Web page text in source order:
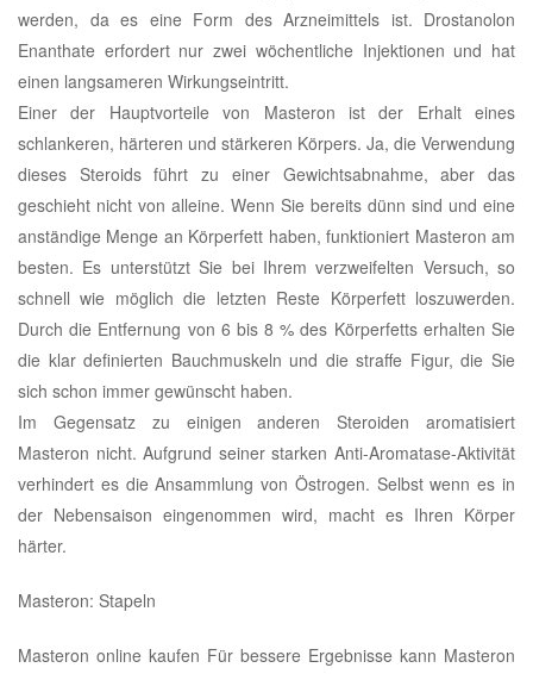
werden, da es eine Form des Arzneimittels ist. Drostanolon
Enanthate erfordert nur zwei wöchentliche Injektionen und hat
einen langsameren Wirkungseintritt.
Einer der Hauptvorteile von Masteron ist der Erhalt eines
schlankeren, härteren und stärkeren Körpers. Ja, die Verwendung
dieses Steroids führt zu einer Gewichtsabnahme, aber das
geschieht nicht von alleine. Wenn Sie bereits dünn sind und eine
anständige Menge an Körperfett haben, funktioniert Masteron am
besten. Es unterstützt Sie bei Ihrem verzweifelten Versuch, so
schnell wie möglich die letzten Reste Körperfett loszuwerden.
Durch die Entfernung von 6 bis 8 % des Körperfetts erhalten Sie
die klar definierten Bauchmuskeln und die straffe Figur, die Sie
sich schon immer gewünscht haben.
Im Gegensatz zu einigen anderen Steroiden aromatisiert
Masteron nicht. Aufgrund seiner starken Anti-Aromatase-Aktivität
verhindert es die Ansammlung von Östrogen. Selbst wenn es in
der Nebensaison eingenommen wird, macht es Ihren Körper
härter.
Masteron: Stapeln
Masteron online kaufen Für bessere Ergebnisse kann Masteron